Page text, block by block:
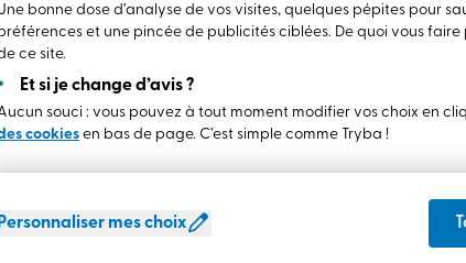
carnet de garantie).
Du lundi au
bonne dose d’analyse de vos visites, quelques pépites pour
et une pincée de publicités ciblées. De quoi vous
ce site.
Et si je change d’avis ?
souci : vous pouvez à tout moment modifier vos choix en
cookies en bas de page. C’est simple comme Tryba !
Personnaliser mes choix